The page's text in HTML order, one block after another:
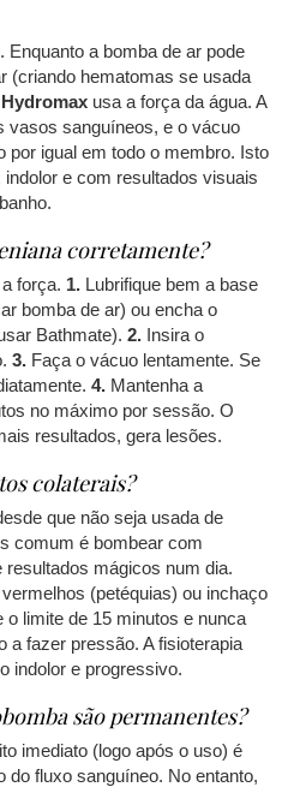
a bomba de ar pode
(criando hematomas se usada
usa a força da água. A
vasos sanguíneos, e o vácuo
por igual em todo o membro. Isto
e com resultados visuais
corretamente?
força. 1. Lubrifique bem a base
bomba de ar) ou encha o
Bathmate). 2. Insira o
3. Faça o vácuo lentamente. Se
4. Mantenha a
no máximo por sessão. O
resultados, gera lesões.
colaterais?
que não seja usada de
comum é bombear com
mágicos num dia.
(petéquias) ou inchaço
limite de 15 minutos e nunca
a fazer pressão. A fisioterapia
indolor e progressivo.
são permanentes?
imediato (logo após o uso) é
do fluxo sanguíneo. No entanto,